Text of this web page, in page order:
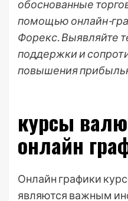
обоснованные
помощью онлайн-
Форекс. Выявляйте
поддержки и
повышения
курсы
онлайн
Онлайн графики
являются важным